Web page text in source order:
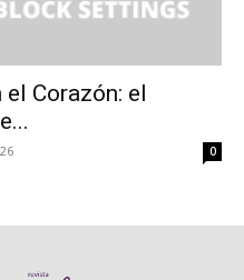
Corazón: el
0